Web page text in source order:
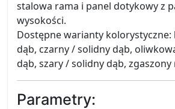
stalowa rama i panel dotykowy z
wysokości.
Dostępne warianty kolorystyczne:
dąb, czarny / solidny dąb,
dąb, szary / solidny dąb,
Parametry: